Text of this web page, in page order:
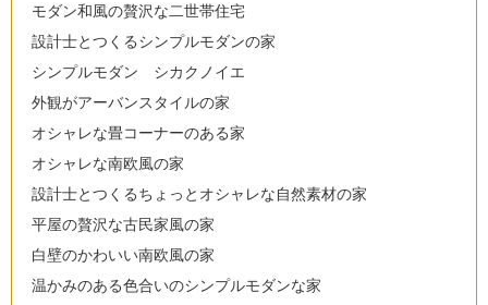
モダン和風の贅沢な二世帯住宅
設計士とつくるシンプルモダンの家
シンプルモダン シカクノイエ
外観がアーバンスタイルの家
オシャレな畳コーナーのある家
オシャレな南欧風の家
設計士とつくるちょっとオシャレな自然素材の家
平屋の贅沢な古民家風の家
白壁のかわいい南欧風の家
温かみのある色合いのシンプルモダンな家